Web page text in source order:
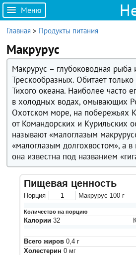
Меню
Главная > Продукты питания
Макрурус
Макрурус – глубоководная рыба
Трескообразных. Обитает
Тихого океана. Наиболее часто
в холодных водах, омывающих
Охотском море, на побережьях
от Командорских и Курильских
называют «малоглазым
«малоглазым долгохвостом», а в
она известна под названием
Пищевая ценность
Порция Макрурус 100 г
Количество на порцию
Калории32
Всего жиров0,4 г
Холестерин0 мг